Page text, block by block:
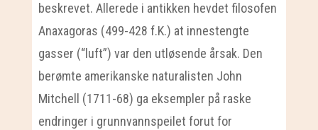
beskrevet. Allerede i antikken hevdet filosofen
Anaxagoras (499-428 f.K.) at innestengte
gasser (“luft”) var den utløsende årsak. Den
berømte amerikanske naturalisten John
Mitchell (1711-68) ga eksempler på raske
endringer i grunnvannspeilet forut for